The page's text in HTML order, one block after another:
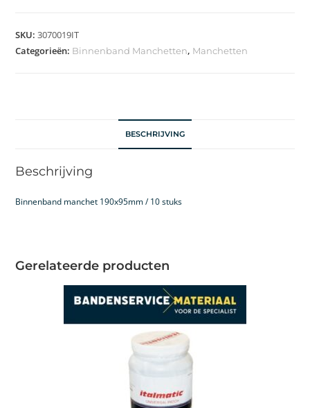
SKU:3070019IT
Categorieën: Binnenband Manchetten, Manchetten
BESCHRIJVING
Beschrijving
Binnenband manchet 190x95mm / 10 stuks
Gerelateerde producten